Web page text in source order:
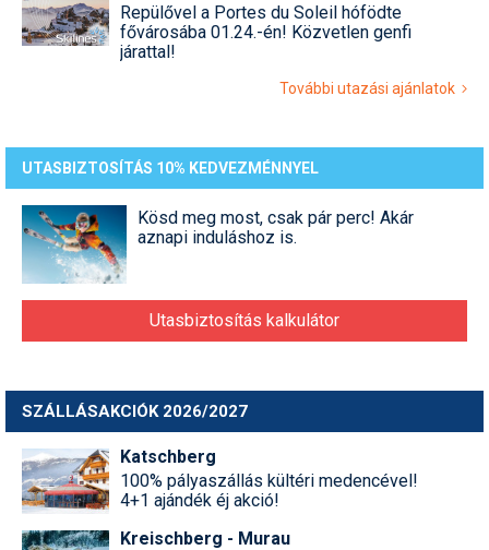
Repülővel a Portes du Soleil hófödte
fővárosába 01.24.-én! Közvetlen genfi
járattal!
További utazási ajánlatok
UTASBIZTOSÍTÁS 10% KEDVEZMÉNNYEL
Kösd meg most, csak pár perc! Akár
aznapi induláshoz is.
Utasbiztosítás kalkulátor
SZÁLLÁSAKCIÓK 2026/2027
Katschberg
100% pályaszállás kültéri medencével!
4+1 ajándék éj akció!
Kreischberg - Murau